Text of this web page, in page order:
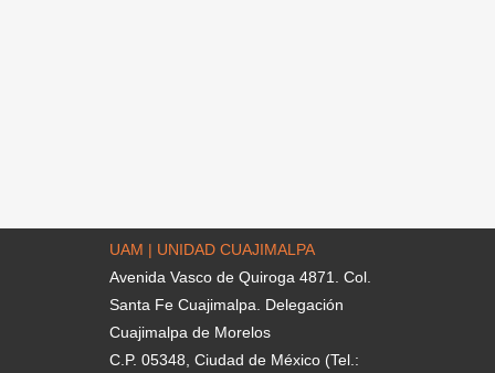
UAM | UNIDAD CUAJIMALPA
Avenida Vasco de Quiroga 4871. Col.
Santa Fe Cuajimalpa. Delegación
Cuajimalpa de Morelos
C.P. 05348, Ciudad de México (Tel.: